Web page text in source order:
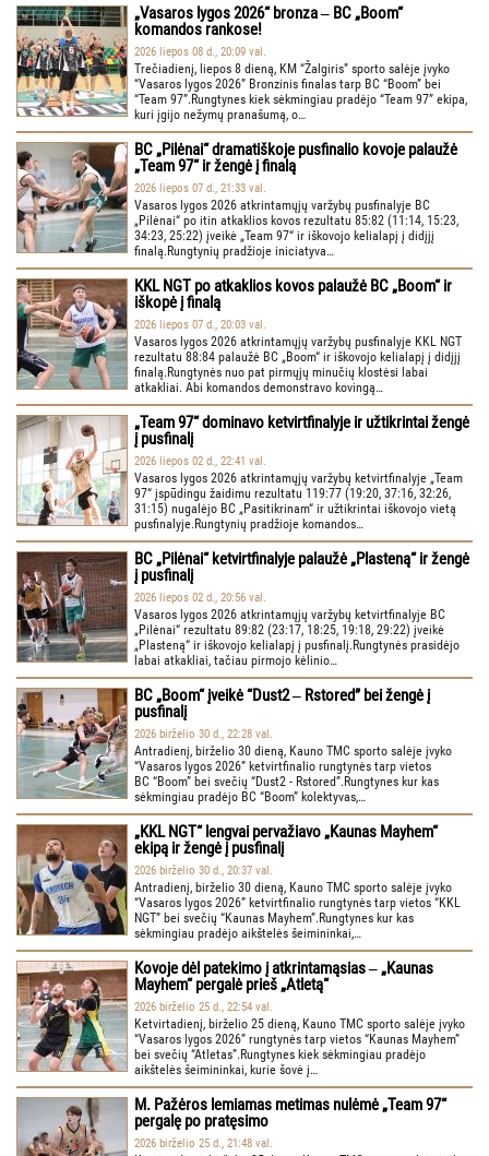
„Vasaros lygos 2026“ bronza ‒ BC „Boom“
komandos rankose!
2026 liepos 08 d., 20:09 val.
Trečiadienį, liepos 8 dieną, KM “Žalgiris” sporto salėje įvyko
“Vasaros lygos 2026” Bronzinis finalas tarp BC “Boom” bei
“Team 97”.Rungtynes kiek sėkmingiau pradėjo “Team 97” ekipa,
kuri įgijo nežymų pranašumą, o…
BC „Pilėnai“ dramatiškoje pusfinalio kovoje palaužė
„Team 97“ ir žengė į finalą
2026 liepos 07 d., 21:33 val.
Vasaros lygos 2026 atkrintamųjų varžybų pusfinalyje BC
„Pilėnai“ po itin atkaklios kovos rezultatu 85:82 (11:14, 15:23,
34:23, 25:22) įveikė „Team 97“ ir iškovojo kelialapį į didįjį
finalą.Rungtynių pradžioje iniciatyva…
KKL NGT po atkaklios kovos palaužė BC „Boom“ ir
iškopė į finalą
2026 liepos 07 d., 20:03 val.
Vasaros lygos 2026 atkrintamųjų varžybų pusfinalyje KKL NGT
rezultatu 88:84 palaužė BC „Boom“ ir iškovojo kelialapį į didįjį
finalą.Rungtynės nuo pat pirmųjų minučių klostėsi labai
atkakliai. Abi komandos demonstravo kovingą…
„Team 97“ dominavo ketvirtfinalyje ir užtikrintai žengė
į pusfinalį
2026 liepos 02 d., 22:41 val.
Vasaros lygos 2026 atkrintamųjų varžybų ketvirtfinalyje „Team
97“ įspūdingu žaidimu rezultatu 119:77 (19:20, 37:16, 32:26,
31:15) nugalėjo BC „Pasitikrinam“ ir užtikrintai iškovojo vietą
pusfinalyje.Rungtynių pradžioje komandos…
BC „Pilėnai“ ketvirtfinalyje palaužė „Plasteną“ ir žengė
į pusfinalį
2026 liepos 02 d., 20:56 val.
Vasaros lygos 2026 atkrintamųjų varžybų ketvirtfinalyje BC
„Pilėnai“ rezultatu 89:82 (23:17, 18:25, 19:18, 29:22) įveikė
„Plasteną“ ir iškovojo kelialapį į pusfinalį.Rungtynės prasidėjo
labai atkakliai, tačiau pirmojo kėlinio…
BC „Boom“ įveikė “Dust2 ‒ Rstored” bei žengė į
pusfinalį
2026 birželio 30 d., 22:28 val.
Antradienį, birželio 30 dieną, Kauno TMC sporto salėje įvyko
“Vasaros lygos 2026” ketvirtfinalio rungtynės tarp vietos
BC “Boom” bei svečių “Dust2 - Rstored”.Rungtynes kur kas
sėkmingiau pradėjo BC “Boom” kolektyvas,…
„KKL NGT“ lengvai pervažiavo „Kaunas Mayhem“
ekipą ir žengė į pusfinalį
2026 birželio 30 d., 20:37 val.
Antradienį, birželio 30 dieną, Kauno TMC sporto salėje įvyko
“Vasaros lygos 2026” ketvirtfinalio rungtynės tarp vietos “KKL
NGT” bei svečių “Kaunas Mayhem”.Rungtynes kur kas
sėkmingiau pradėjo aikštelės šeimininkai,…
Kovoje dėl patekimo į atkrintamąsias ‒ „Kaunas
Mayhem“ pergalė prieš „Atletą“
2026 birželio 25 d., 22:54 val.
Ketvirtadienį, birželio 25 dieną, Kauno TMC sporto salėje įvyko
“Vasaros lygos 2026” rungtynės tarp vietos “Kaunas Mayhem”
bei svečių “Atletas”.Rungtynes kiek sėkmingiau pradėjo
aikštelės šeimininkai, kurie šovė į…
M. Pažėros lemiamas metimas nulėmė „Team 97“
pergalę po pratęsimo
2026 birželio 25 d., 21:48 val.